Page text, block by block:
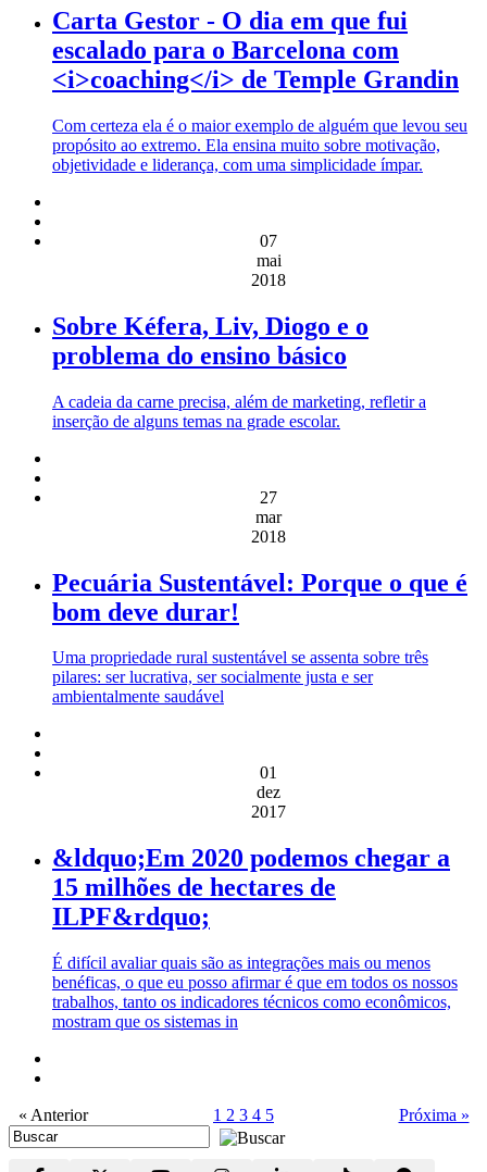
Carta Gestor - O dia em que fui
escalado para o Barcelona com
<i>coaching</i> de Temple Grandin
Com certeza ela é o maior exemplo de alguém que levou seu
propósito ao extremo. Ela ensina muito sobre motivação,
objetividade e liderança, com uma simplicidade ímpar.
07
mai
2018
Sobre Kéfera, Liv, Diogo e o
problema do ensino básico
A cadeia da carne precisa, além de marketing, refletir a
inserção de alguns temas na grade escolar.
27
mar
2018
Pecuária Sustentável: Porque o que é
bom deve durar!
Uma propriedade rural sustentável se assenta sobre três
pilares: ser lucrativa, ser socialmente justa e ser
ambientalmente saudável
01
dez
2017
&ldquo;Em 2020 podemos chegar a
15 milhões de hectares de
ILPF&rdquo;
É difícil avaliar quais são as integrações mais ou menos
benéficas, o que eu posso afirmar é que em todos os nossos
trabalhos, tanto os indicadores técnicos como econômicos,
mostram que os sistemas in
« Anterior 1 2 3 4 5 Próxima »